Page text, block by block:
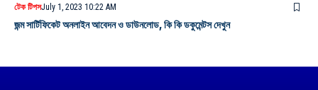
টেক টিপসJuly 1, 2023 10:22 AM
জন্ম সার্টিফিকেট অনলাইন আবেদন ও ডাউনলোড, কি কি ডকুমেন্টস দেখুন